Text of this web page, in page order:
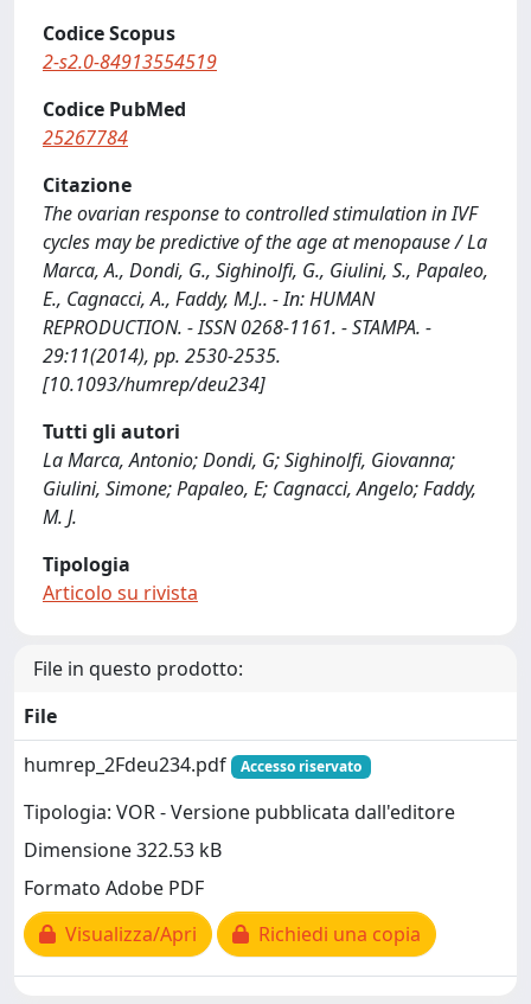
Codice Scopus
2-s2.0-84913554519
Codice PubMed
25267784
Citazione
The ovarian response to controlled stimulation in IVF
cycles may be predictive of the age at menopause / La
Marca, A., Dondi, G., Sighinolfi, G., Giulini, S., Papaleo,
E., Cagnacci, A., Faddy, M.J.. - In: HUMAN
REPRODUCTION. - ISSN 0268-1161. - STAMPA. -
29:11(2014), pp. 2530-2535.
[10.1093/humrep/deu234]
Tutti gli autori
La Marca, Antonio; Dondi, G; Sighinolfi, Giovanna;
Giulini, Simone; Papaleo, E; Cagnacci, Angelo; Faddy,
M. J.
Tipologia
Articolo su rivista
File in questo prodotto:
File
humrep_2Fdeu234.pdf
Accesso riservato
Tipologia: VOR - Versione pubblicata dall'editore
Dimensione 322.53 kB
Formato Adobe PDF
Visualizza/Apri
Richiedi una copia